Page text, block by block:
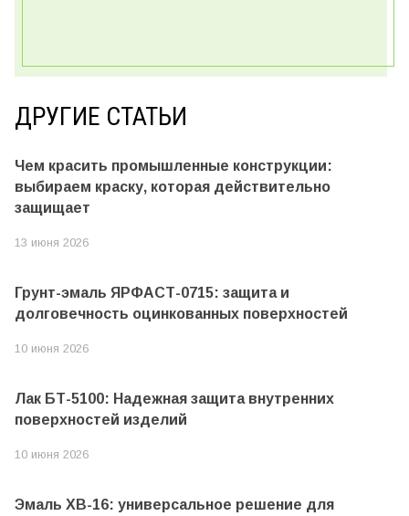
ДРУГИЕ СТАТЬИ
Чем красить промышленные конструкции:
выбираем краску, которая действительно
защищает
13 июня 2026
Грунт-эмаль ЯРФАСТ-0715: защита и
долговечность оцинкованных поверхностей
10 июня 2026
Лак БТ-5100: Надежная защита внутренних
поверхностей изделий
10 июня 2026
Эмаль ХВ-16: универсальное решение для